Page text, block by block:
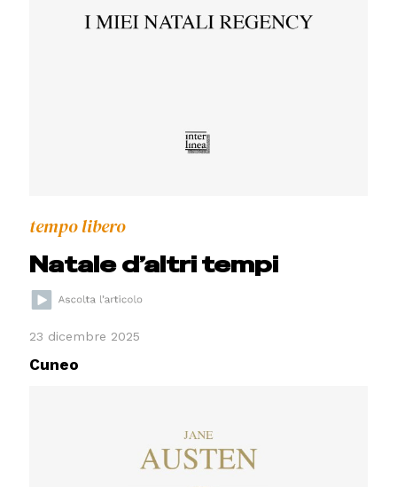
tempo libero
Natale d’altri tempi
23 dicembre 2025
Cuneo